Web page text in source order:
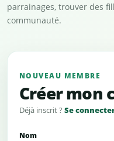
parrainages, trouver des
communauté.
NOUVEAU MEMBRE
Créer mon
Déjà inscrit ? Se
Nom